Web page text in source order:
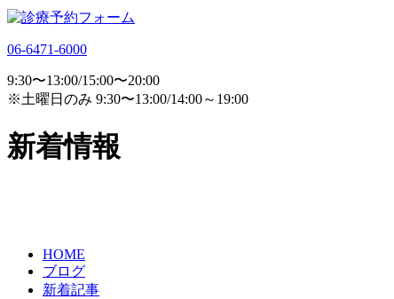
06-6471-6000
9:30〜13:00/15:00〜20:00
※土曜日のみ 9:30〜13:00/14:00～19:00
新着情報
HOME
ブログ
新着記事